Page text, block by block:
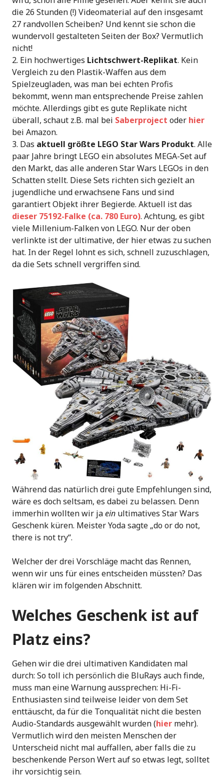
die 26 Stunden (!) Videomaterial auf den insgesamt
27 randvollen Scheiben? Und kennt sie schon die
wundervoll gestalteten Seiten der Box? Vermutlich
nicht!
Ein hochwertiges Lichtschwert-Replikat. Kein
Vergleich zu den Plastik-Waffen aus dem
Spielzeugladen, was man bei echten Profis
bekommt, wenn man entsprechende Preise zahlen
möchte. Allerdings gibt es gute Replikate nicht
überall, schaut z.B. mal bei Saberproject oder hier
bei Amazon.
Das aktuell größte LEGO Star Wars Produkt. Alle
paar Jahre bringt LEGO ein absolutes MEGA-Set auf
den Markt, das alle anderen Star Wars LEGOs in den
Schatten stellt. Diese Sets richten sich gezielt an
jugendliche und erwachsene Fans und sind
garantiert Objekt ihrer Begierde. Aktuell ist das
dieser 75192-Falke (ca. 780 Euro). Achtung, es gibt
viele Millenium-Falken von LEGO. Nur der oben
verlinkte ist der ultimative, der hier etwas zu suchen
hat. In der Regel lohnt es sich, schnell zuzuschlagen,
da die Sets schnell vergriffen sind.
Während das natürlich drei gute Empfehlungen sind,
wäre es doch seltsam, es dabei zu belassen. Denn
immerhin wollten wir jaein ultimatives Star Wars
Geschenk küren. Meister Yoda sagte „do or do not,
there is not try“.
Welcher der drei Vorschläge macht das Rennen,
wenn wir uns für eines entscheiden müssten? Das
klären wir im folgenden Abschnitt.
Welches Geschenk ist auf
Platz eins?
Gehen wir die drei ultimativen Kandidaten mal
durch: So toll ich persönlich die BluRays auch finde,
muss man eine Warnung aussprechen: Hi-Fi-
Enthusiasten sind teilweise leider von dem Set
enttäuscht, da für die Tonqualität nicht die besten
Audio-Standards ausgewählt wurden (hier mehr).
Vermutlich wird den meisten Menschen der
Unterscheid nicht mal auffallen, aber falls die zu
beschenkende Person Wert auf so etwas legt, solltet
ihr vorsichtig sein.